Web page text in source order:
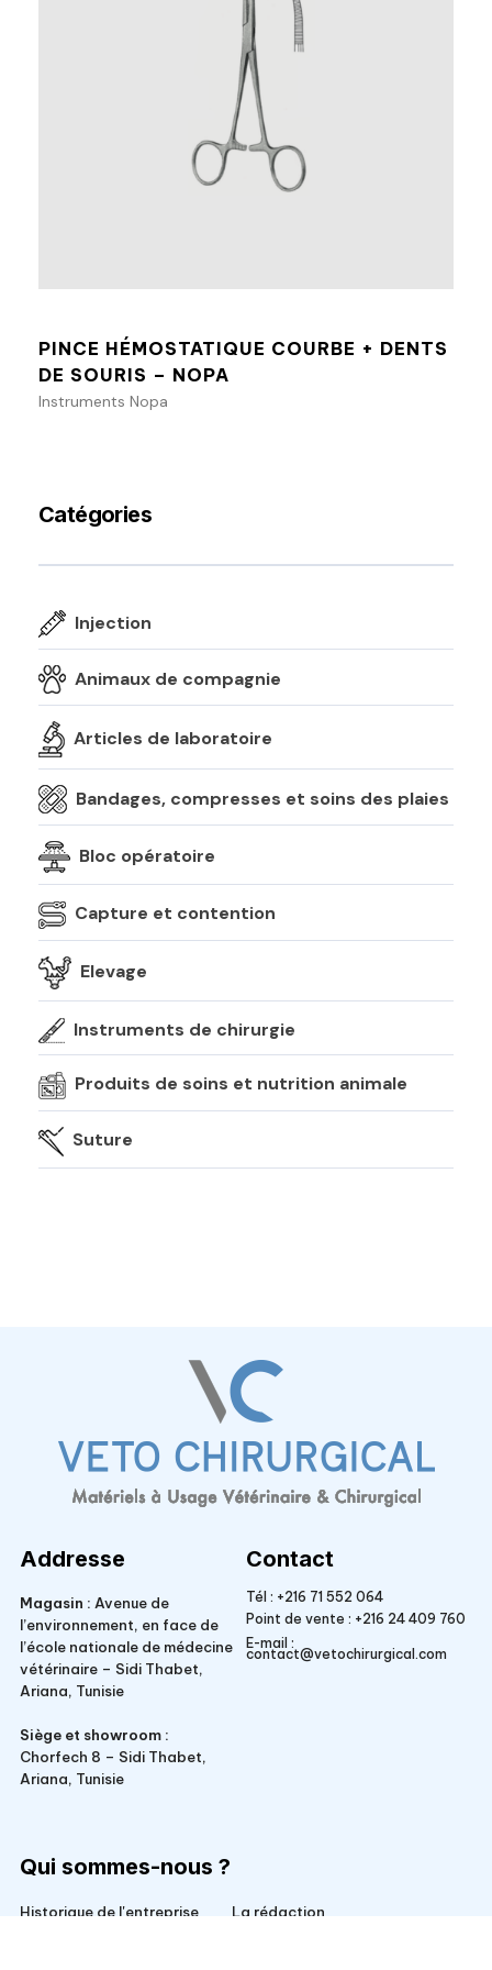
PINCE HÉMOSTATIQUE COURBE + DENTS
DE SOURIS – NOPA
Instruments Nopa
Catégories
Injection
Animaux de compagnie
Articles de laboratoire
Bandages, compresses et soins des plaies
Bloc opératoire
Capture et contention
Elevage
Instruments de chirurgie
Produits de soins et nutrition animale
Suture
Addresse
Magasin : Avenue de
l’environnement, en face de
l’école nationale de médecine
vétérinaire – Sidi Thabet,
Ariana, Tunisie
Siège et showroom :
Chorfech 8 – Sidi Thabet,
Ariana, Tunisie
Contact
Tél : +216 71 552 064
Point de vente : +216 24 409 760
E-mail :
contact@vetochirurgical.com
Qui sommes-nous ?
Historique de l'entreprise
La rédaction